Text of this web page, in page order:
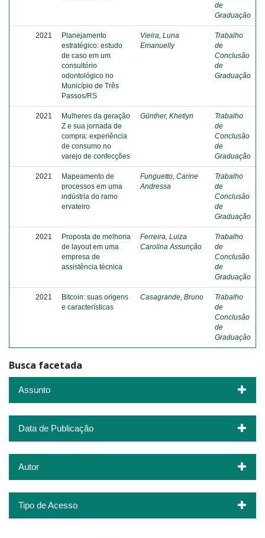
de
Graduação
2021
Planejamento
estratégico: estudo
de caso em um
consultório
odontológico no
Município de Três
Passos/RS
Vieira, Luna
Emanuelly
Trabalho
de
Conclusão
de
Graduação
2021
Mulheres da geração
Z e sua jornada de
compra: experiência
de consumo no
varejo de confecções
Günther, Khetlyn
Trabalho
de
Conclusão
de
Graduação
2021
Mapeamento de
processos em uma
indústria do ramo
ervateiro
Funguetto, Carine
Andressa
Trabalho
de
Conclusão
de
Graduação
2021
Proposta de melhoria
de layout em uma
empresa de
assistência técnica
Ferreira, Luiza
Carolina Assunção
Trabalho
de
Conclusão
de
Graduação
2021
Bitcoin: suas origens
e características
Casagrande, Bruno
Trabalho
de
Conclusão
de
Graduação
Busca facetada
Assunto
Data de Publicação
Autor
Tipo de Acesso